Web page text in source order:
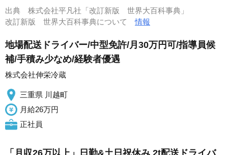
出典 株式会社平凡社「改訂新版 世界大百科事典」
改訂新版 世界大百科事典について情報
地場配送ドライバー/中型免許/月30万円可/指導員候
補/手積み少なめ/経験者優遇
株式会社伸栄冷蔵
三重県 川越町
月給26万円
正社員
「月収26万以上」日勤&土日祝休み 2t配送ドライバ